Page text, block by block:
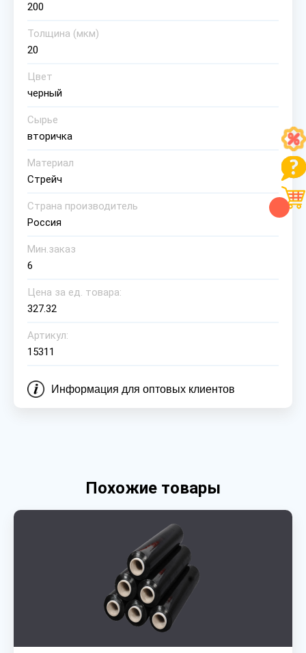
200
Толщина (мкм)
20
Цвет
черный
Сырье
вторичка
Материал
Стрейч
Страна производитель
Россия
Мин.заказ
6
Цена за ед. товара:
327.32
Артикул:
15311
Информация для оптовых клиентов
Похожие товары